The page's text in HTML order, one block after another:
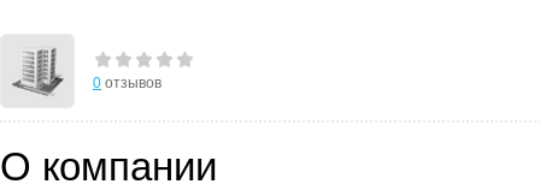
0 отзывов
О компании